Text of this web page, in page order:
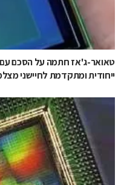
ייחודית ומתקדמת לחיישני